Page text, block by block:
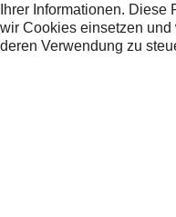
Ihrer Informationen.
wir Cookies einsetzen
deren Verwendung zu